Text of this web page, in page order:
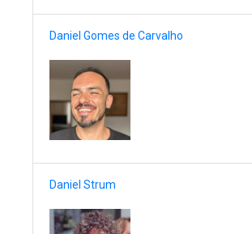
Daniel Gomes de Carvalho
Daniel Strum